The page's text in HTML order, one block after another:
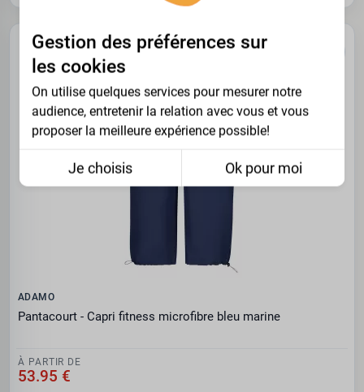
ADAMO
Pantacourt - Capri fitness microfibre bleu marine
À PARTIR DE
53.95 €
Gestion des préférences sur
les cookies
On utilise quelques services pour mesurer notre
audience, entretenir la relation avec vous et vous
proposer la meilleure expérience possible!
Je choisis Ok pour moi